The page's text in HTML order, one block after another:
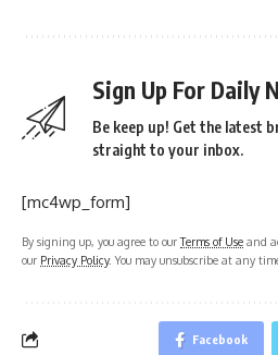
Sign Up For Daily
Be keep up! Get the latest
straight to your inbox.
[mc4wp_form]
By signing up, you agree to ourTerms of Use and
our Privacy Policy. You may unsubscribe at any
Facebook